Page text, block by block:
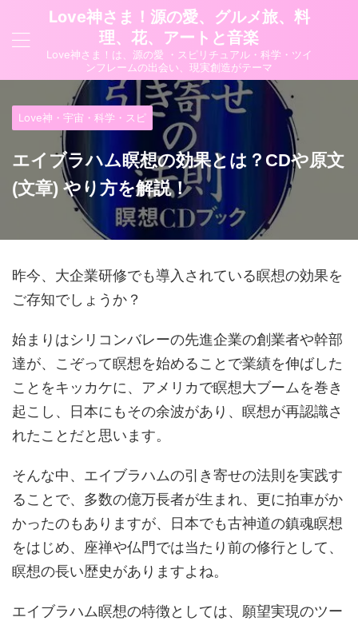
Love神さま！源の愛、グルメ旅、料
理、花、アートと音楽
Love神さま！は、源の愛 ・スピリチュアル・科学・ツイ
ンフレームの出会い、現実創造がテーマ
Love神・宇宙・科学・スピ
エイブラハム瞑想の効果とは？CDや原文
(文章) やり方を解説！
昨今、大企業研修でも導入されている瞑想の効果を
ご存知でしょうか？
始まりはシリコンバレーの先進企業の創業者や幹部
達が、こぞって瞑想を始めることで業績を伸ばした
ことをキッカケに、アメリカで瞑想大ブームを巻き
起こし、日本にもその余波があり、瞑想が再認識さ
れたことだと思います。
そんな中、エイブラハムの引き寄せの法則を実践す
ることで、多数の億万長者が生まれ、更に拍車がか
かったのもありますが、日本でも古神道の鎮魂瞑想
をはじめ、座禅や仏門では当たり前の修行として、
瞑想の長い歴史がありますよね。
エイブラハム瞑想の特徴としては、願望実現のツー